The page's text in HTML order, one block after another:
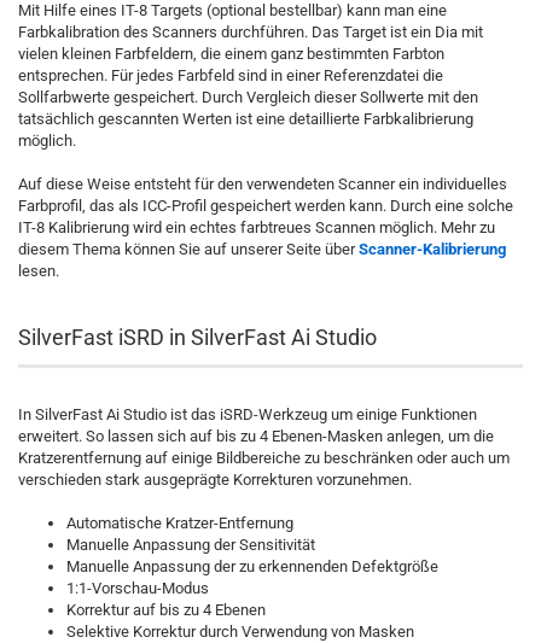
Mit Hilfe eines IT-8 Targets (optional bestellbar) kann man eine
Farbkalibration des Scanners durchführen. Das Target ist ein Dia mit
vielen kleinen Farbfeldern, die einem ganz bestimmten Farbton
entsprechen. Für jedes Farbfeld sind in einer Referenzdatei die
Sollfarbwerte gespeichert. Durch Vergleich dieser Sollwerte mit den
tatsächlich gescannten Werten ist eine detaillierte Farbkalibrierung
möglich.
Auf diese Weise entsteht für den verwendeten Scanner ein individuelles
Farbprofil, das als ICC-Profil gespeichert werden kann. Durch eine solche
IT-8 Kalibrierung wird ein echtes farbtreues Scannen möglich. Mehr zu
diesem Thema können Sie auf unserer Seite überScanner-Kalibrierung
lesen.
SilverFast iSRD in SilverFast Ai Studio
In SilverFast Ai Studio ist das iSRD-Werkzeug um einige Funktionen
erweitert. So lassen sich auf bis zu 4 Ebenen-Masken anlegen, um die
Kratzerentfernung auf einige Bildbereiche zu beschränken oder auch um
verschieden stark ausgeprägte Korrekturen vorzunehmen.
Automatische Kratzer-Entfernung
Manuelle Anpassung der Sensitivität
Manuelle Anpassung der zu erkennenden Defektgröße
1:1-Vorschau-Modus
Korrektur auf bis zu 4 Ebenen
Selektive Korrektur durch Verwendung von Masken